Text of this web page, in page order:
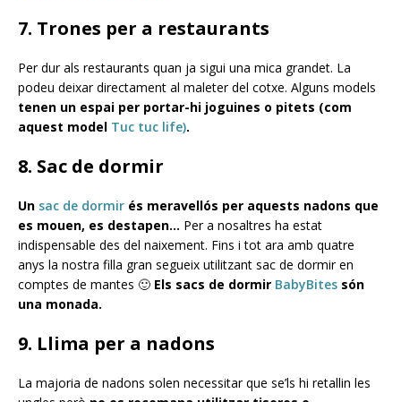
7. Trones per a restaurants
Per dur als restaurants quan ja sigui una mica grandet. La
podeu deixar directament al maleter del cotxe. Alguns models
tenen un espai per portar-hi joguines o pitets (com
aquest model Tuc tuc life).
8. Sac de dormir
Un sac de dormir és meravellós per aquests nadons que
es mouen, es destapen… Per a nosaltres ha estat
indispensable des del naixement. Fins i tot ara amb quatre
anys la nostra filla gran segueix utilitzant sac de dormir en
comptes de mantes 🙂 Els sacs de dormir BabyBites són
una monada.
9. Llima per a nadons
La majoria de nadons solen necessitar que se’ls hi retallin les